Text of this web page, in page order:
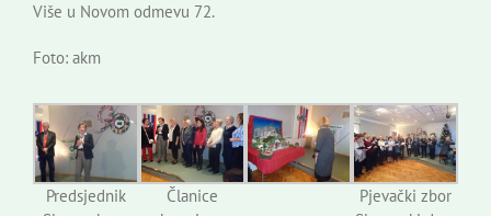
Korisne informacije
Više u Novom odmevu 72.
Foto: akm
Predsjednik
Članice
Pjevački zbor